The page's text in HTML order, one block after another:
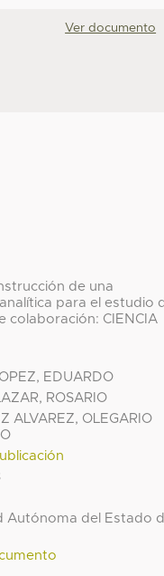
Ver documento
de una
para el estudio
colaboración: CIENCIA
EDUARDO
ROSARIO
ALVAREZ, OLEGARIO
Autónoma del Estado